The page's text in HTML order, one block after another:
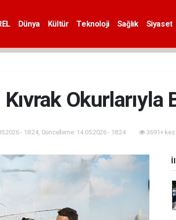
Dünya Kültür Teknoloji Sağlık Siyaset
Okurlarıyla
- 18:24, Güncelleme: 14.05.2026 - 18:24 3691+ kez